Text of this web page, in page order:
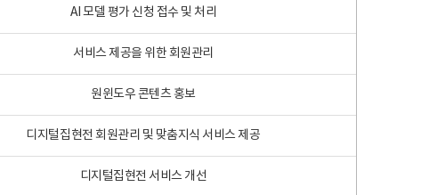
AI 모델 평가 신청 접수 및 처리
서비스 제공을 위한 회원관리
원윈도우 콘텐츠 홍보
디지털집현전 회원관리 및 맞춤지식 서비스 제공
디지털집현전 서비스 개선